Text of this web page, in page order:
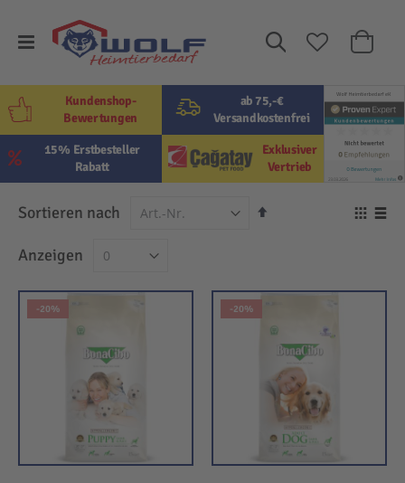
Suche
Mein
ab 75,-€
Versandkostenfrei
Exklusiver
Vertrieb
15% Erstbesteller
Rabatt
Kundenshop-
Bewertungen
Sortieren nach
In
Anzeigen
-20% -20%